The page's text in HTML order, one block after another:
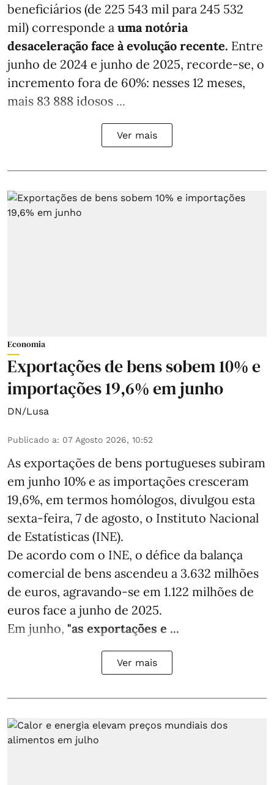
beneficiários (de 225 543 mil para 245 532
mil) corresponde a uma notória
desaceleração face à evolução recente. Entre
junho de 2024 e junho de 2025, recorde-se, o
incremento fora de 60%: nesses 12 meses,
mais 83 888 idosos ...
Ver mais
Economia
Exportações de bens sobem 10% e
importações 19,6% em junho
DN/Lusa
Publicado a: 07 Agosto 2026, 10:52
As exportações de bens portugueses subiram
em junho 10% e as importações cresceram
19,6%, em termos homólogos, divulgou esta
sexta-feira, 7 de agosto, o Instituto Nacional
de Estatísticas (INE).
De acordo com o INE, o défice da balança
comercial de bens ascendeu a 3.632 milhões
de euros, agravando-se em 1.122 milhões de
euros face a junho de 2025.
Em junho, "as exportações e ...
Ver mais